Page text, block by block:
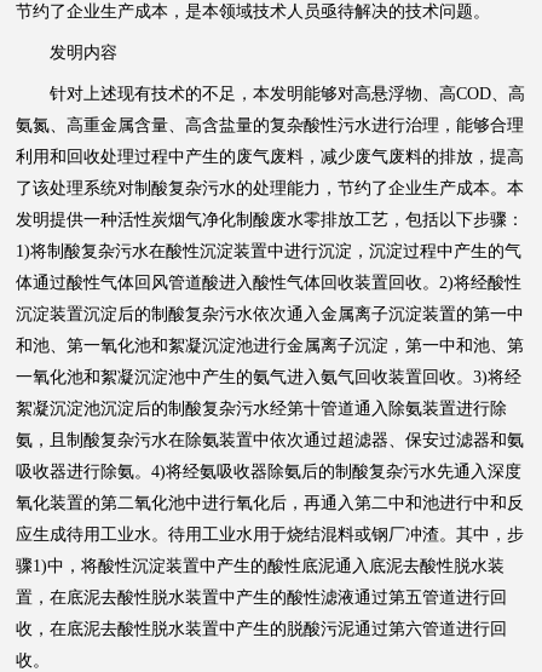
节约了企业生产成本，是本领域技术人员亟待解决的技术问题。
发明内容
针对上述现有技术的不足，本发明能够对高悬浮物、高COD、高
氨氮、高重金属含量、高含盐量的复杂酸性污水进行治理，能够合理
利用和回收处理过程中产生的废气废料，减少废气废料的排放，提高
了该处理系统对制酸复杂污水的处理能力，节约了企业生产成本。本
发明提供一种活性炭烟气净化制酸废水零排放工艺，包括以下步骤：
1)将制酸复杂污水在酸性沉淀装置中进行沉淀，沉淀过程中产生的气
体通过酸性气体回风管道酸进入酸性气体回收装置回收。2)将经酸性
沉淀装置沉淀后的制酸复杂污水依次通入金属离子沉淀装置的第一中
和池、第一氧化池和絮凝沉淀池进行金属离子沉淀，第一中和池、第
一氧化池和絮凝沉淀池中产生的氨气进入氨气回收装置回收。3)将经
絮凝沉淀池沉淀后的制酸复杂污水经第十管道通入除氨装置进行除
氨，且制酸复杂污水在除氨装置中依次通过超滤器、保安过滤器和氨
吸收器进行除氨。4)将经氨吸收器除氨后的制酸复杂污水先通入深度
氧化装置的第二氧化池中进行氧化后，再通入第二中和池进行中和反
应生成待用工业水。待用工业水用于烧结混料或钢厂冲渣。其中，步
骤1)中，将酸性沉淀装置中产生的酸性底泥通入底泥去酸性脱水装
置，在底泥去酸性脱水装置中产生的酸性滤液通过第五管道进行回
收，在底泥去酸性脱水装置中产生的脱酸污泥通过第六管道进行回
收。